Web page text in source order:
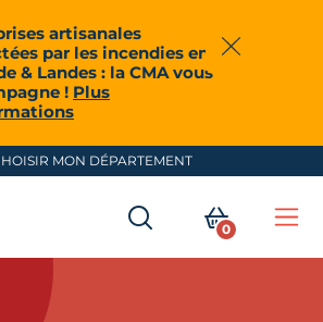
artisanales
par les incendies en
& Landes : la CMA vous
! Plus
Fermer
MON DÉPARTEMENT
RECHERCHER
MON
0